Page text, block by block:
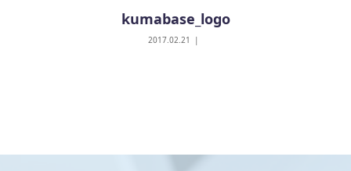
kumabase_logo
2017.02.21